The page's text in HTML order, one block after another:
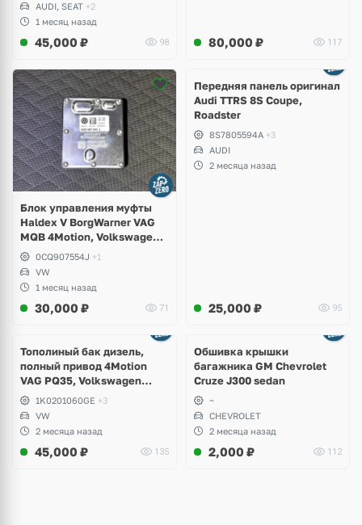
AUDI, SEAT +2
1 месяц назад
45,000 ₽ 98 80,000 ₽ 117
Блок управления муфты
Haldex V BorgWarner VAG
MQB 4Motion, Volkswagen
Tiguan
0CQ907554J +1
VW
1 месяц назад
30,000 ₽ 71
2 фото
Передняя панель оригинал
Audi TTRS 8S Coupe,
Roadster
8S7805594A +3
AUDI
2 месяца назад
25,000 ₽ 95
Тополиный бак дизель,
полный привод 4Motion
VAG PQ35, Volkswagen
Scirocco, Golf V, VI, Skoda
Yeti, Octavia A5, Superb,
Audi A3, Seat Altea
1K0201060GE +3
VW
2 месяца назад
45,000 ₽ 135
Обшивка крышки
багажника GM Chevrolet
Cruze J300 sedan
~
CHEVROLET
2 месяца назад
2,000 ₽ 112